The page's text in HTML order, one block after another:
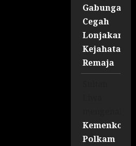
Gabungan
Cegah
Lonjakan
Kejahatan
Remaja
Kemenko
Polkam